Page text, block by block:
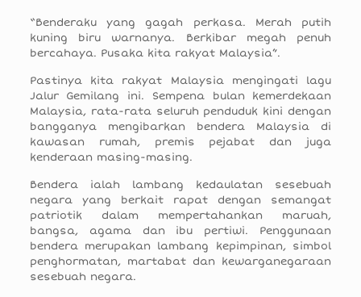
“Benderaku yang gagah perkasa. Merah putih
kuning biru warnanya. Berkibar megah penuh
bercahaya. Pusaka kita rakyat Malaysia”.
Pastinya kita rakyat Malaysia mengingati lagu
Jalur Gemilang ini. Sempena bulan kemerdekaan
Malaysia, rata-rata seluruh penduduk kini dengan
bangganya mengibarkan bendera Malaysia di
kawasan rumah, premis pejabat dan juga
kenderaan masing-masing.
Bendera ialah lambang kedaulatan sesebuah
negara yang berkait rapat dengan semangat
patriotik dalam mempertahankan maruah,
bangsa, agama dan ibu pertiwi. Penggunaan
bendera merupakan lambang kepimpinan, simbol
penghormatan, martabat dan kewarganegaraan
sesebuah negara.